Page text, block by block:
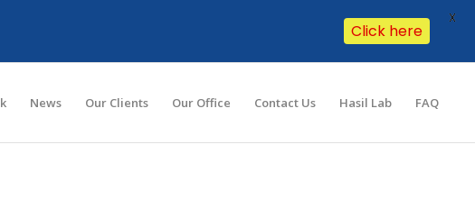
News Our Clients Our Office Contact Us Hasil Lab FAQ
Click here
X